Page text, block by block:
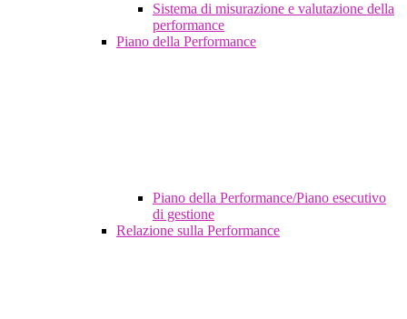
Sistema di misurazione e valutazione della
performance
Piano della Performance
Piano della Performance/Piano esecutivo
di gestione
Relazione sulla Performance